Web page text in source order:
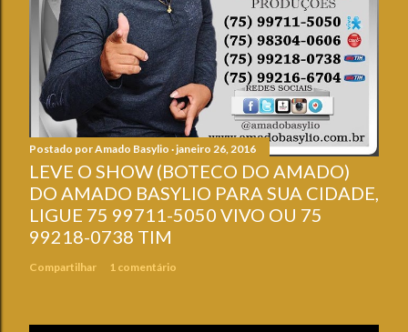
Postado porAmado Basylio janeiro 26, 2016
LEVE O SHOW (BOTECO DO AMADO)
DO AMADO BASYLIO PARA SUA CIDADE,
LIGUE 75 99711-5050 VIVO OU 75
99218-0738 TIM
Compartilhar 1 comentário